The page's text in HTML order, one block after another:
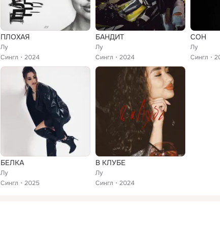
ПЛОХАЯ
Лу
Сингл
2024
БАНДИТ
Лу
Сингл
2024
СОН
Лу
Сингл
БЕЛКА
Лу
Сингл
2025
В КЛУБЕ
Лу
Сингл
2024